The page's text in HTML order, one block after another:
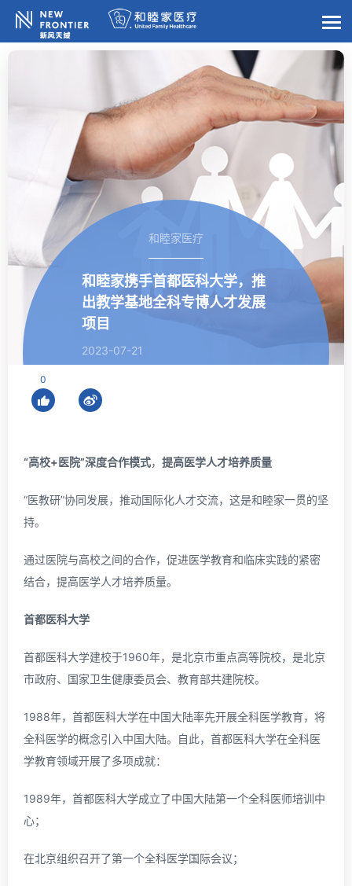
和睦家医疗
和睦家携手首都医科大学，推
出教学基地全科专博人才发展
项目
2023-07-21
0
“高校+医院”深度合作模式， 提高医学人才培养质量
“医教研”协同发展，推动国际化人才交流，这是和睦家一贯的坚
持。
通过医院与高校之间的合作，促进医学教育和临床实践的紧密
结合，提高医学人才培养质量。
首都医科大学
首都医科大学建校于1960年，是北京市重点高等院校，是北京
市政府、国家卫生健康委员会、教育部共建院校。
1988年，首都医科大学在中国大陆率先开展全科医学教育，将
全科医学的概念引入中国大陆。自此，首都医科大学在全科医
学教育领域开展了多项成就：
1989年，首都医科大学成立了中国大陆第一个全科医师培训中
心；
在北京组织召开了第一个全科医学国际会议；